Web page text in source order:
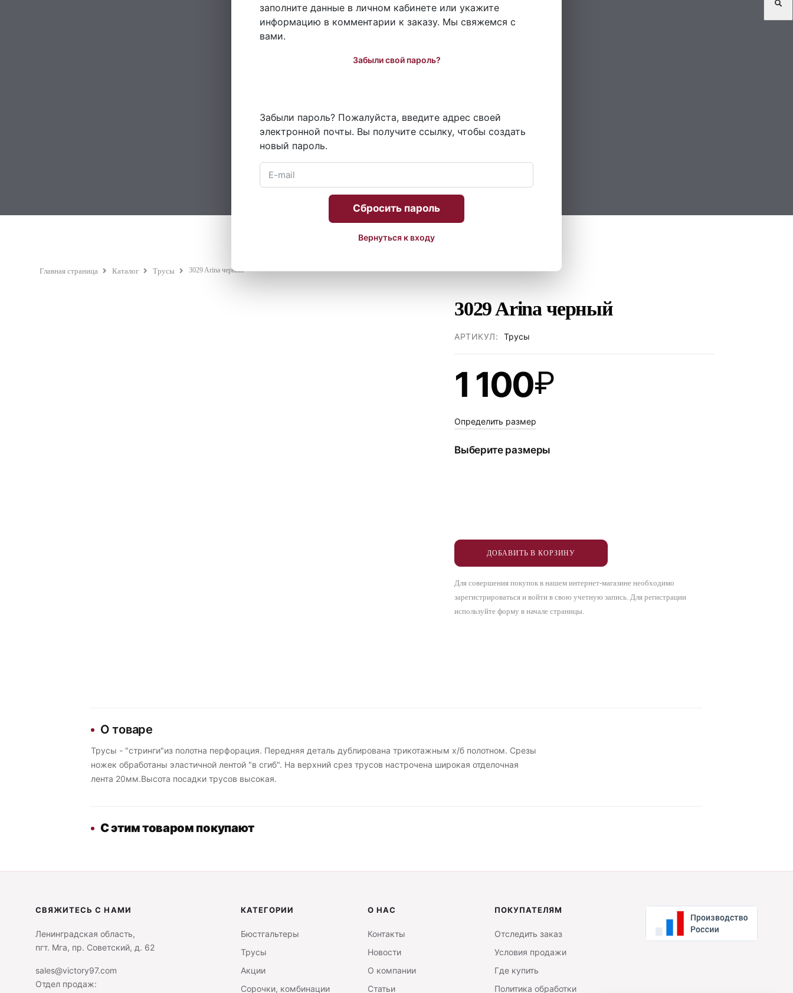
заполните данные в личном кабинете или укажите
информацию в комментарии к заказу. Мы свяжемся с
вами.
Забыли свой пароль?
Забыли пароль? Пожалуйста, введите адрес своей
электронной почты. Вы получите ссылку, чтобы создать
новый пароль.
Сбросить пароль
Вернуться к входу
Главная страница Каталог Трусы 3029 Arina черный
3029 Arina черный
АРТИКУЛ: Трусы
1 100₽
Определить размер
Выберите размеры
ДОБАВИТЬ В КОРЗИНУ
Для совершения покупок в нашем интернет-магазине необходимо
зарегистрироваться и войти в свою учетную запись. Для регистрации
используйте форму в начале страницы.
О товаре
Трусы - "стринги"из полотна перфорация. Передняя деталь дублирована трикотажным х/б полотном. Срезы
ножек обработаны эластичной лентой "в сгиб". На верхний срез трусов настрочена широкая отделочная
лента 20мм.Высота посадки трусов высокая.
С этим товаром покупают
СВЯЖИТЕСЬ С НАМИ
Ленинградская область,
пгт. Мга, пр. Советский, д. 62
sales@victory97.com
Отдел продаж:
КАТЕГОРИИ
Бюстгальтеры
Трусы
Акции
Сорочки, комбинации
О НАС
Контакты
Новости
О компании
Статьи
ПОКУПАТЕЛЯМ
Отследить заказ
Условия продажи
Где купить
Политика обработки